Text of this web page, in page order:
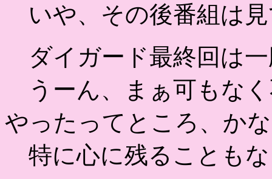
いや、その後番組は
ダイガード最終回は
うーん、まぁ可もな
やったってところ、か
特に心に残ることも